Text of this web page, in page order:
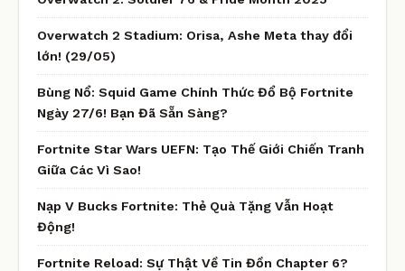
Overwatch 2 Stadium: Orisa, Ashe Meta thay đổi
lớn! (29/05)
Bùng Nổ: Squid Game Chính Thức Đổ Bộ Fortnite
Ngày 27/6! Bạn Đã Sẵn Sàng?
Fortnite Star Wars UEFN: Tạo Thế Giới Chiến Tranh
Giữa Các Vì Sao!
Nạp V Bucks Fortnite: Thẻ Quà Tặng Vẫn Hoạt
Động!
Fortnite Reload: Sự Thật Về Tin Đồn Chapter 6?